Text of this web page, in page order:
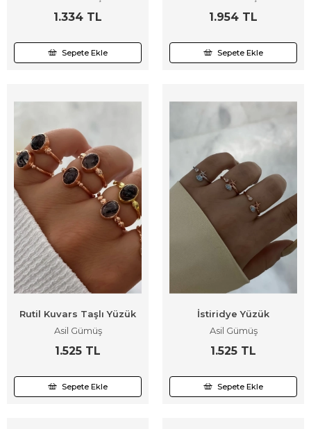
1.334 TL
Sepete Ekle
1.954 TL
Sepete Ekle
Rutil Kuvars Taşlı Yüzük
Asil Gümüş
1.525 TL
Sepete Ekle
İstiridye Yüzük
Asil Gümüş
1.525 TL
Sepete Ekle